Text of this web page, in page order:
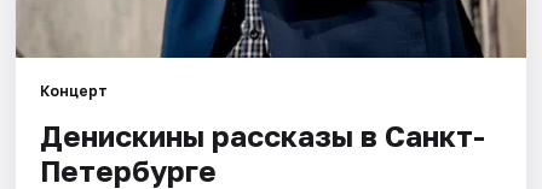
Концерт
Денискины рассказы в Санкт-
Петербурге